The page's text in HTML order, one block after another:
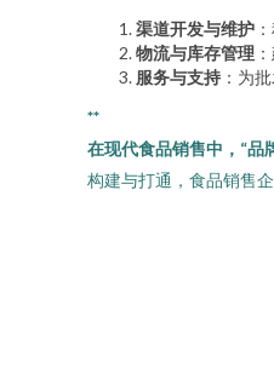
渠道开发与维护
物流与库存管理
服务与支持 ：为
**
在现代食品销售中，“品
构建与打通，食品销售